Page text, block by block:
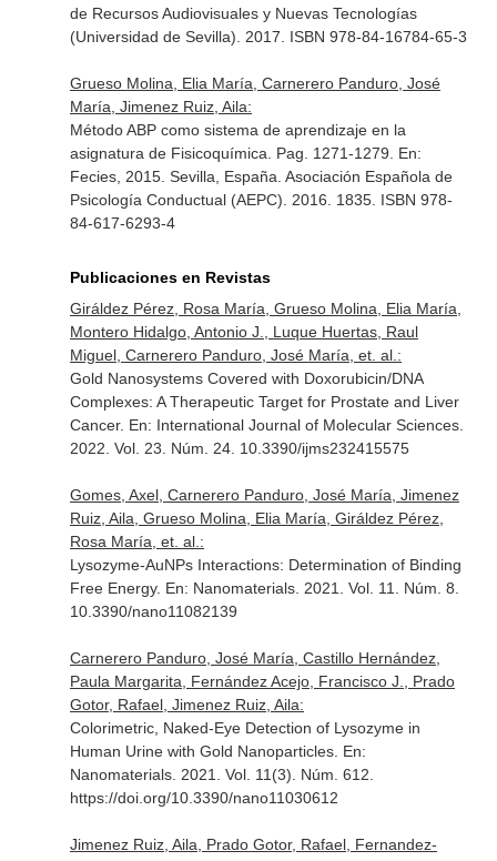
de Recursos Audiovisuales y Nuevas Tecnologías
(Universidad de Sevilla). 2017. ISBN 978-84-16784-65-3
Grueso Molina, Elia María, Carnerero Panduro, José
María, Jimenez Ruiz, Aila:
Método ABP como sistema de aprendizaje en la
asignatura de Fisicoquímica. Pag. 1271-1279. En:
Fecies, 2015. Sevilla, España. Asociación Española de
Psicología Conductual (AEPC). 2016. 1835. ISBN 978-
84-617-6293-4
Publicaciones en Revistas
Giráldez Pérez, Rosa María, Grueso Molina, Elia María,
Montero Hidalgo, Antonio J., Luque Huertas, Raul
Miguel, Carnerero Panduro, José María, et. al.:
Gold Nanosystems Covered with Doxorubicin/DNA
Complexes: A Therapeutic Target for Prostate and Liver
Cancer. En: International Journal of Molecular Sciences.
2022. Vol. 23. Núm. 24. 10.3390/ijms232415575
Gomes, Axel, Carnerero Panduro, José María, Jimenez
Ruiz, Aila, Grueso Molina, Elia María, Giráldez Pérez,
Rosa María, et. al.:
Lysozyme-AuNPs Interactions: Determination of Binding
Free Energy. En: Nanomaterials. 2021. Vol. 11. Núm. 8.
10.3390/nano11082139
Carnerero Panduro, José María, Castillo Hernández,
Paula Margarita, Fernández Acejo, Francisco J., Prado
Gotor, Rafael, Jimenez Ruiz, Aila:
Colorimetric, Naked-Eye Detection of Lysozyme in
Human Urine with Gold Nanoparticles. En:
Nanomaterials. 2021. Vol. 11(3). Núm. 612.
https://doi.org/10.3390/nano11030612
Jimenez Ruiz, Aila, Prado Gotor, Rafael, Fernandez-